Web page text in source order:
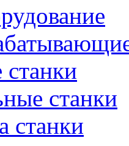
станки
станки